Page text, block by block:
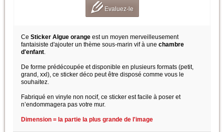
Evaluez-le
Ce Sticker Algue orange est un moyen merveilleusement
fantaisiste d'ajouter un thème sous-marin vif à une chambre
d'enfant.
De forme prédécoupée et disponible en plusieurs formats (petit,
grand, xxl), ce sticker déco peut être disposé comme vous le
souhaitez.
Fabriqué en vinyle non nocif, ce sticker est facile à poser et
n’endommagera pas votre mur.
Dimension = la partie la plus grande de l'image